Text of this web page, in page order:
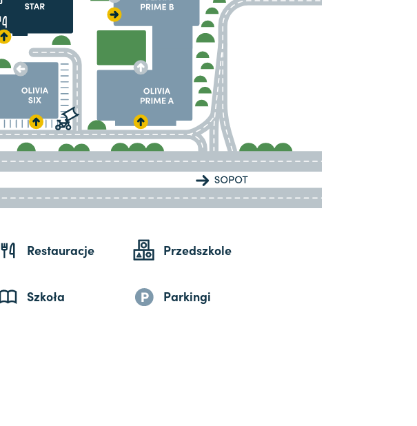
Restauracje Przedszkole
Szkoła Parkingi